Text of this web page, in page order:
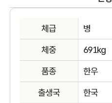
체급 병
체중 691kg
품종 한우
출생국 한국